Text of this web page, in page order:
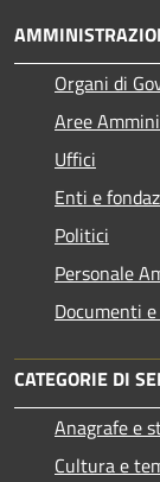
Organi di
Aree
Uffici
Enti e
Politici
Personale
Documenti
CATEGORIE DI
Anagrafe e
Cultura e